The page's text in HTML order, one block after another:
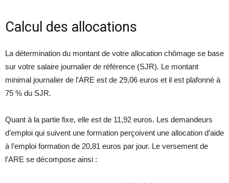
Calcul des allocations
La détermination du montant de votre allocation chômage se base
sur votre salaire journalier de référence (SJR). Le montant
minimal journalier de l’ARE est de 29,06 euros et il est plafonné à
75 % du SJR.
Quant à la partie fixe, elle est de 11,92 euros. Les demandeurs
d’emploi qui suivent une formation perçoivent une allocation d’aide
à l’emploi formation de 20,81 euros par jour. Le versement de
l’ARE se décompose ainsi :